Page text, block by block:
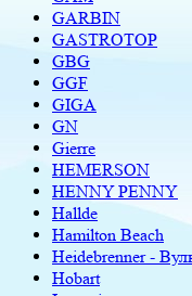
GARBIN
GASTROTOP
GBG
GGF
GIGA
GN
Gierre
HEMERSON
HENNY PENNY
Hallde
Hamilton Beach
Heidebrenner -
Hobart